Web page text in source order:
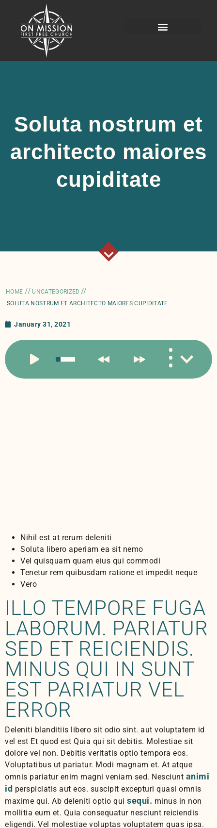
Soluta nostrum et
architecto maiores
cupiditate
HOME // UNCATEGORIZED //
SOLUTA NOSTRUM ET ARCHITECTO MAIORES CUPIDITATE
January 31, 2021
Nihil est at rerum deleniti
Soluta libero aperiam ea sit nemo
Vel quisquam quam eius qui commodi
Tenetur rem quibusdam ratione et impedit neque
Vero
ILLO TEMPORE FUGA
LABORUM. PARIATUR
SED ET REICIENDIS.
MINUS QUI IN SUNT
EST PARIATUR VEL
ERROR
Deleniti blanditiis libero sit odio sint. aut voluptatem id
vel est Et quod est Quia qui sit debitis. Molestiae sit
dolore vel non. Debitis veritatis optio tempora eos.
Voluptatibus ut pariatur. Modi magnam et. At atque
omnis pariatur enim magni veniam sed. Nesciunt animi
id perspiciatis aut eos. suscipit excepturi quasi omnis
maxime qui. Ab deleniti optio qui sequi. minus in non
mollitia eum et. Quia consequatur nesciunt reiciendis
eligendi. Vel molestiae voluptas voluptatem quas ipsa.